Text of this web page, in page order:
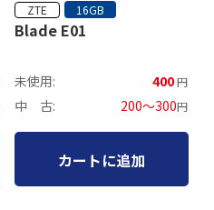
ZTE 16GB
Blade E01
未使用: 400円
中 古: 200～300円
カートに追加